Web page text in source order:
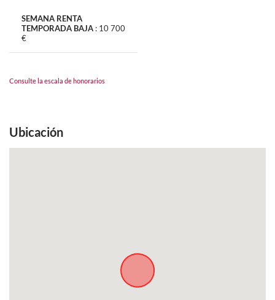
SEMANA RENTA
TEMPORADA BAJA : 10 700
€
Consulte la escala de honorarios
Ubicación